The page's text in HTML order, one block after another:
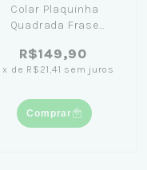
Colar Plaquinha
Quadrada Frase
Banhado em Ouro 18K
R$149,90
x de R$21,41 sem juros
Comprar